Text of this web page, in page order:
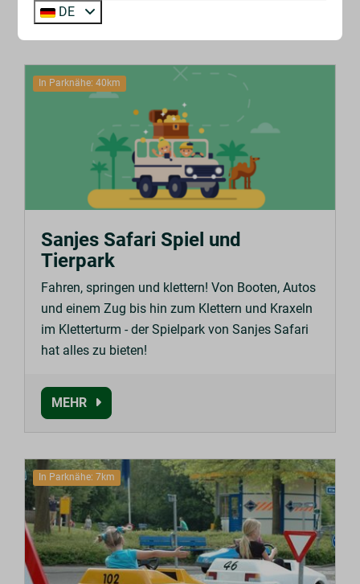
MEHR
In Parknähe: 40km
Sanjes Safari Spiel und
Tierpark
Fahren, springen und klettern! Von Booten, Autos
und einem Zug bis hin zum Klettern und Kraxeln
im Kletterturm - der Spielpark von Sanjes Safari
hat alles zu bieten!
MEHR
In Parknähe: 7km
DE